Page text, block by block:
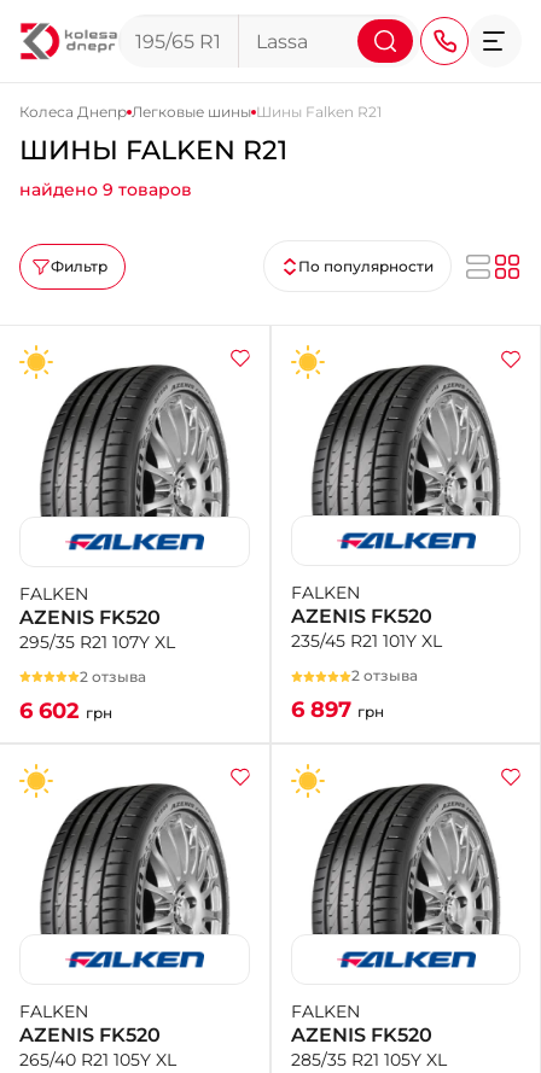
+38 (095) 276-44-44
+38 (067) 911-14-14
- на Щепкина
+38 (098) 911-911-0
- на Тополе
+38 (098) 911-911-4
- на Калиновой
+38 (077) 7-184-184
- Донецкое шоссе
+38 (050)-911-911-2
- Щепкина
+38 (099)-643-33-77
- Тополь
+38 (068)-923-74-19
- Калиновая
Колеса Днепр Легковые шины Шины Falken R21
ШИНЫ FALKEN R21
найдено 9 товаров
Фильтр По популярности
FALKEN
AZENIS FK520
295/35 R21 107Y XL
2 отзыва
6 602 грн
FALKEN
AZENIS FK520
235/45 R21 101Y XL
2 отзыва
6 897 грн
FALKEN
AZENIS FK520
265/40 R21 105Y XL
FALKEN
AZENIS FK520
285/35 R21 105Y XL